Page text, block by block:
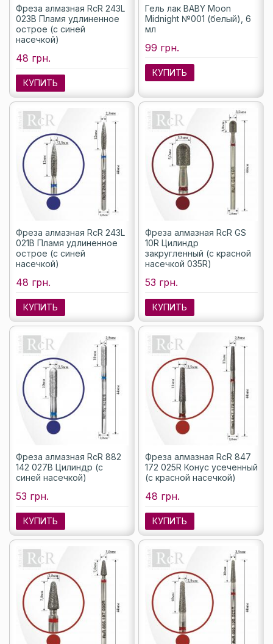
Фреза алмазная RcR 243L
023B Пламя удлиненное
острое (с синей
насечкой)
48 грн.
КУПИТЬ
Гель лак BABY Moon
Midnight №001 (белый), 6
мл
99 грн.
КУПИТЬ
Фреза алмазная RcR 243L
021B Пламя удлиненное
острое (с синей
насечкой)
48 грн.
КУПИТЬ
Фреза алмазная RcR GS
10R Цилиндр
закругленный (с красной
насечкой 035R)
53 грн.
КУПИТЬ
Фреза алмазная RcR 882
142 027B Цилиндр (с
синей насечкой)
53 грн.
КУПИТЬ
Фреза алмазная RcR 847
172 025R Конус усеченный
(с красной насечкой)
48 грн.
КУПИТЬ